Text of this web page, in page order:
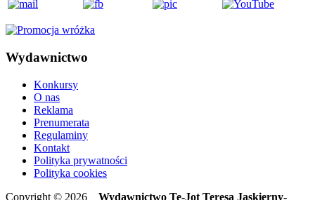
Wydawnictwo
Konkursy
O nas
Reklama
Prenumerata
Regulaminy
Kontakt
Polityka prywatności
Polityka cookies
Copyright © 2026 Wydawnictwo Te-Jot Teresa Jaskierny-